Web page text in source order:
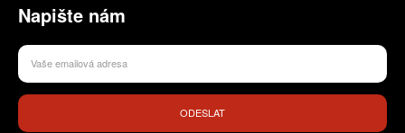
Napište nám
ODESLAT